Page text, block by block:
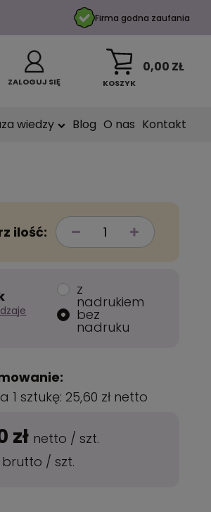
Firma godna zaufania
ZALOGUJ SIĘ KOSZYK
0,00 ZŁ
wiedzy Blog O nas Kontakt
ilość:
z
nadrukiem
bez
nadruku
1 sztukę:25,60 zł netto
zł netto /szt.
brutto /szt.